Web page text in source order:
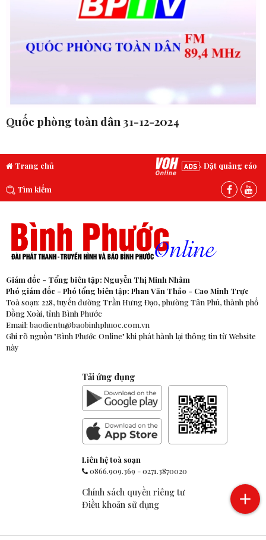
Quốc phòng toàn dân 31-12-2024
Trang chủ Đặt quảng cáo
Tìm kiếm
Giám đốc - Tổng biên tập: Nguyễn Thị Minh Nhâm
Phó giám đốc - Phó tổng biên tập: Phan Văn Thảo - Cao Minh Trực
Toà soạn: 228, tuyến đường Trần Hưng Đạo, phường Tân Phú, thành phố
Đồng Xoài, tỉnh Bình Phước
Email: baodientu@baobinhphuoc.com.vn
Ghi rõ nguồn "Bình Phước Online" khi phát hành lại thông tin từ Website
này
Tải ứng dụng
Liên hệ toà soạn
0866.909.369-0271.3870020
Chính sách quyền riêng tư
Điều khoản sử dụng